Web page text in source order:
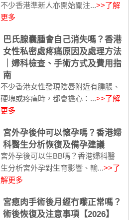
不少香港準新人亦開始關注...>>了解
更多
巴氏腺囊腫會自己消失嗎？香港
女性私密處疼痛原因及處理方法
｜婦科檢查、手術方式及費用指
南
不少香港女性發現陰唇附近有腫脹、
硬塊或疼痛時，都會擔心：...>>了解
更多
宮外孕後仲可以懷孕嗎？香港婦
科醫生分析恢復及備孕建議
宮外孕後可以生BB嗎？香港婦科醫
生分析宮外孕對生育影響、輸...>>了
解更多
宮瘜肉手術後月經冇嚟正常嗎？
術後恢復及注意事項【2026】